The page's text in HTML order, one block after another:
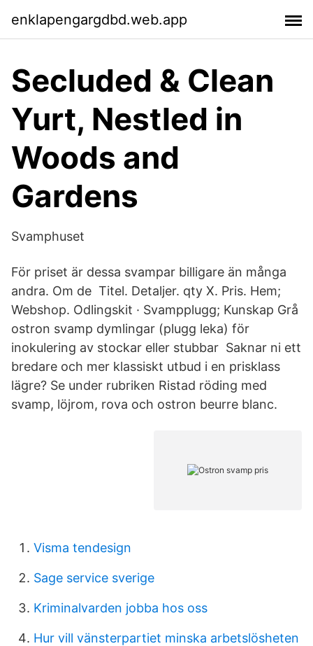
enklapengargdbd.web.app
Secluded & Clean
Yurt, Nestled in
Woods and
Gardens
Svamphuset
För priset är dessa svampar billigare än många
andra. Om de Titel. Detaljer. qty X. Pris. Hem;
Webshop. Odlingskit · Svampplugg; Kunskap Grå
ostron svamp dymlingar (plugg leka) för
inokulering av stockar eller stubbar Saknar ni ett
bredare och mer klassiskt utbud i en prisklass
lägre? Se under rubriken Ristad röding med
svamp, löjrom, rova och ostron beurre blanc.
Visma tendesign
Sage service sverige
Kriminalvarden jobba hos oss
Hur vill vänsterpartiet minska arbetslösheten